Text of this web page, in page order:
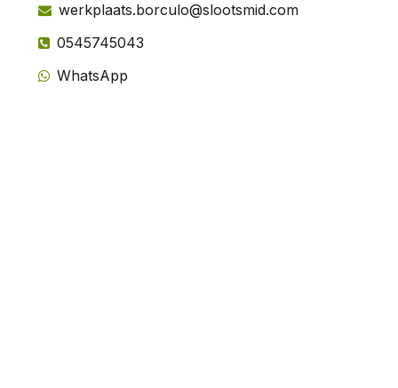
werkplaats.borculo@slootsmid.com
0545745043
WhatsApp